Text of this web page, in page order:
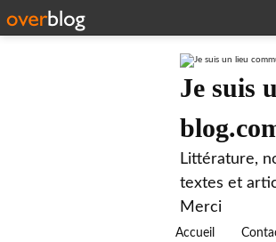
Je suis
Littérature,
textes et
Merci
Accueil